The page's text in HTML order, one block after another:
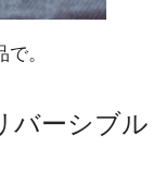
。
バーシブル